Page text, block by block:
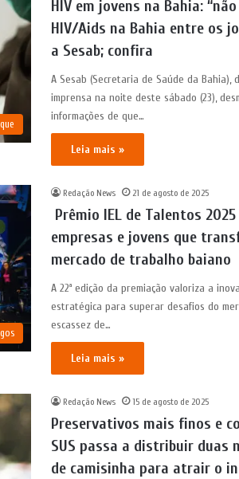
HIV em jovens na Bahia:
HIV/Aids na Bahia entre os
a Sesab; confira
A Sesab (Secretaria de Saúde da Bahia),
imprensa na noite deste sábado (23),
informações de que…
Leia mais »
Redação News 21 de agosto de 2025
Prêmio IEL de Talentos
empresas e jovens que
mercado de trabalho baiano
A 22ª edição da premiação valoriza a
estratégica para superar desafios do
escassez de…
Leia mais »
Redação News 15 de agosto de 2025
Preservativos mais finos e
SUS passa a distribuir duas
de camisinha para atrair o